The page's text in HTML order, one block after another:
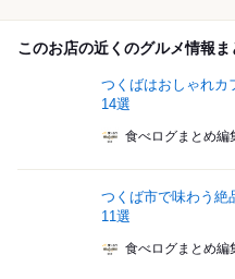
このお店の近くのグルメ情報ま
つくばはおしゃれカ
14選
食べログまとめ編
つくば市で味わう絶
11選
食べログまとめ編